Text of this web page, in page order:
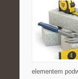
elementem